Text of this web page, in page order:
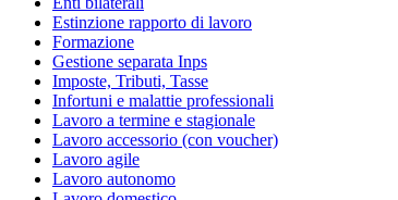
Estinzione rapporto di lavoro
Formazione
Gestione separata Inps
Imposte, Tributi, Tasse
Infortuni e malattie professionali
Lavoro a termine e stagionale
Lavoro accessorio (con voucher)
Lavoro agile
Lavoro autonomo